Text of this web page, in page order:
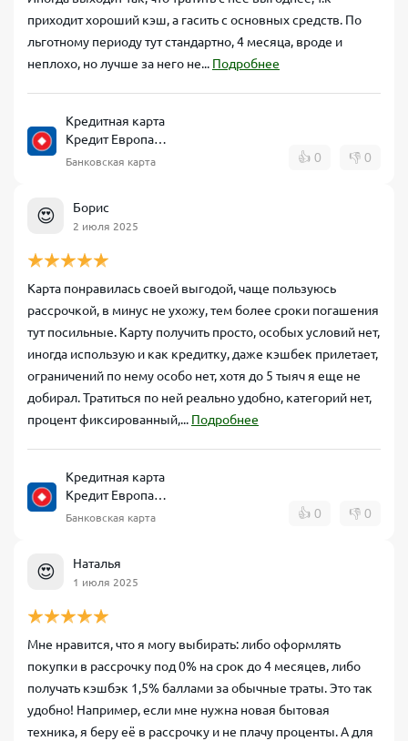
приходит хороший кэш, а гасить с основных средств. По
льготному периоду тут стандартно, 4 месяца, вроде и
неплохо, но лучше за него не... Подробнее
Кредитная карта
Кредит Европа
Банк CARD CREDIT
Банковская карта 👍 0 👎 0
😍 Борис
2 июля 2025
Карта понравилась своей выгодой, чаще пользуюсь
рассрочкой, в минус не ухожу, тем более сроки погашения
тут посильные. Карту получить просто, особых условий нет,
иногда использую и как кредитку, даже кэшбек прилетает,
ограничений по нему особо нет, хотя до 5 тыяч я еще не
добирал. Тратиться по ней реально удобно, категорий нет,
процент фиксированный,... Подробнее
Кредитная карта
Кредит Европа
Банк CARD CREDIT
Банковская карта 👍 0 👎 0
😍 Наталья
1 июля 2025
Мне нравится, что я могу выбирать: либо оформлять
покупки в рассрочку под 0% на срок до 4 месяцев, либо
получать кэшбэк 1,5% баллами за обычные траты. Это так
удобно! Например, если мне нужна новая бытовая
техника, я беру её в рассрочку и не плачу проценты. А для